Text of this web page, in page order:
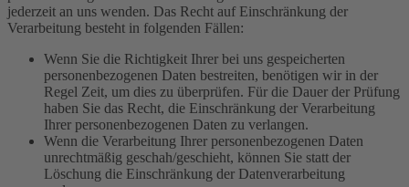
jederzeit an uns wenden. Das Recht auf Einschränkung der
Verarbeitung besteht in folgenden Fällen:
Wenn Sie die Richtigkeit Ihrer bei uns gespeicherten
personenbezogenen Daten bestreiten, benötigen wir in der
Regel Zeit, um dies zu überprüfen. Für die Dauer der Prüfung
haben Sie das Recht, die Einschränkung der Verarbeitung
Ihrer personenbezogenen Daten zu verlangen.
Wenn die Verarbeitung Ihrer personenbezogenen Daten
unrechtmäßig geschah/geschieht, können Sie statt der
Löschung die Einschränkung der Datenverarbeitung